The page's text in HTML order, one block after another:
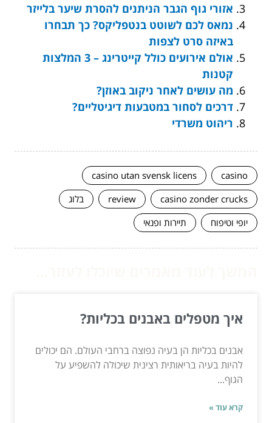
אזורי גוף הגבר הניתנים להסרת שיער בלייזר
נמאס לכם לשוטט בנטפליקס? כך תבחרו
באיזה סרט לצפות
אולם אירועים כולל קייטרינג – 3 המלצות
קטנות
מה עושים לאחר ניקוב באוזן?
דרכים לסחור במטבעות דיגיטליים?
ריהוט משרדי
casino
casino utan svensk licens
casino zonder crucks
review
בלוג
יופי וטיפוח
תיירות ופנאי
איך מטפלים באבנים בכליות?
אבנים בכליות הן בעיה נפוצה ברחבי העולם. הם יכולים
להיות בעיה בריאותית רצינית שיכולה להשפיע על
הגוף...
קרא עוד »